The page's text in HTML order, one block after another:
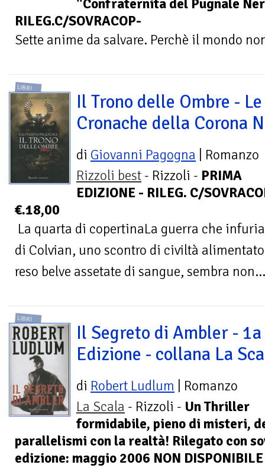
"Confraternita del Pugnale
RILEG.C/SOVRACOP-
Sette anime da salvare. Perchè il mondo
LIBRI
Il Trono delle Ombre - Le
Cronache della Corona
di Giovanni Pagogna | Romanzo
Rizzoli best - Rizzoli - PRIMA
EDIZIONE - RILEG. C/
€.18,00
La quarta di copertinaLa guerra che
di Colvian, uno scontro di civiltà
reso belve assetate di sangue, sembra non...
LIBRI
Il Segreto di Ambler - 1a
Edizione - collana La
di Robert Ludlum | Romanzo
La Scala - Rizzoli - Un Thriller
formidabile, pieno di misteri,
parallelismi con la realtà! Rilegato con
edizione: maggio 2006 NON